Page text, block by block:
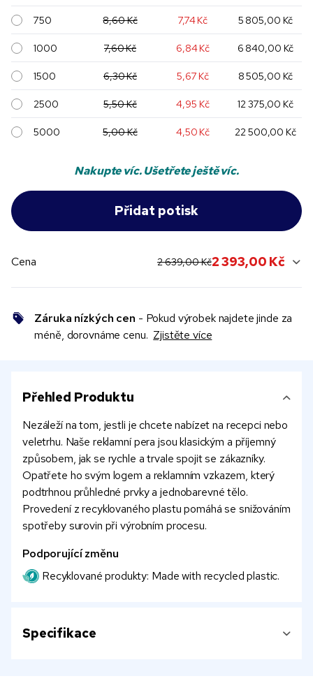
750 8,60 Kč 7,74 Kč 5 805,00 Kč
1000 7,60 Kč 6,84 Kč 6 840,00 Kč
1500 6,30 Kč 5,67 Kč 8 505,00 Kč
2500 5,50 Kč 4,95 Kč 12 375,00 Kč
5000 5,00 Kč 4,50 Kč 22 500,00 Kč
Nakupte víc. Ušetřete ještě víc.
Cena original price:
2 639,00 Kčcurrent sale price:
2 393,00 Kč
Záruka nízkých cen - Pokud výrobek najdete jinde za
méně, dorovnáme cenu. Zjistěte více
Přehled Produktu
Nezáleží na tom, jestli je chcete nabízet na recepci nebo
veletrhu. Naše reklamní pera jsou klasickým a příjemný
způsobem, jak se rychle a trvale spojit se zákazníky.
Opatřete ho svým logem a reklamním vzkazem, který
podtrhnou průhledné prvky a jednobarevné tělo.
Provedení z recyklovaného plastu pomáhá se snižováním
spotřeby surovin při výrobním procesu.
Podporující změnu
Recyklované produkty: Made with recycled plastic.
Specifikace